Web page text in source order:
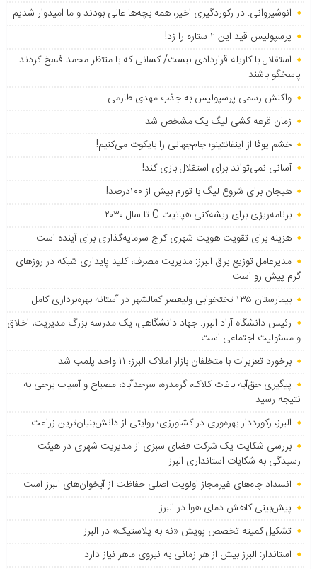
انوشیروانی: در رکوردگیری اخیر، همه بچه‌ها عالی بودند و ما امیدوار شدیم
پرسپولیس قید این ۲ ستاره را زد!
استقلال با کاریله قراردادی نبست/ کسانی که با منتظر محمد فسخ کردند
پاسخگو باشند
واکنش رسمی پرسپولیس به جذب مهدی طارمی
زمان قرعه کشی لیگ یک مشخص شد
خشم یوفا از اینفانتینو؛ جام‌جهانی را بایکوت می‌کنیم!
آسانی نمی‌تواند برای استقلال بازی کند!
هیجان برای شروع لیگ با تورم بیش از ۱۰۰درصد!
برنامه‌ریزی برای ریشه‌کنی هپاتیت C تا سال ۲۰۳۰
هزینه برای تقویت هویت شهری کرج سرمایه‌گذاری برای آینده است
مدیرعامل توزیع برق البرز: مدیریت مصرف، کلید پایداری شبکه در روزهای
گرم پیش رو است
بیمارستان ۱۳۵ تختخوابی ولیعصر کمالشهر در آستانه بهره‌برداری کامل
رئیس دانشگاه آزاد البرز: جهاد دانشگاهی، یک مدرسه بزرگ مدیریت، اخلاق
و مسئولیت اجتماعی است
برخورد تعزیرات با متخلفان بازار املاک البرز؛ ۱۱ واحد پلمب شد
پیگیری حق‌آبه باغات کلاک، گرمدره، سرحدآباد، مصباح و آسیاب برجی به
نتیجه رسید
البرز، رکورددار بهره‌وری در کشاورزی؛ روایتی از دانش‌بنیان‌ترین زراعت
بررسی شکایت یک شرکت فضای سبزی از مدیریت شهری در هیئت
رسیدگی به شکایات استانداری البرز
انسداد چاه‌های غیرمجاز اولویت اصلی حفاظت از آبخوان‌های البرز است
پیش‌بینی کاهش دمای هوا در البرز
تشکیل کمیته تخصص پویش «نه به پلاستیک» در البرز
استاندار: البرز بیش از هر زمانی به نیروی ماهر نیاز دارد